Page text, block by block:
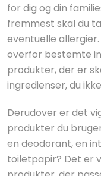
for dig og din
fremmest skal du
eventuelle
overfor bestemte
produkter, der er
ingredienser, du
Derudover er det
produkter du
en deodorant, en
toiletpapir? Det er